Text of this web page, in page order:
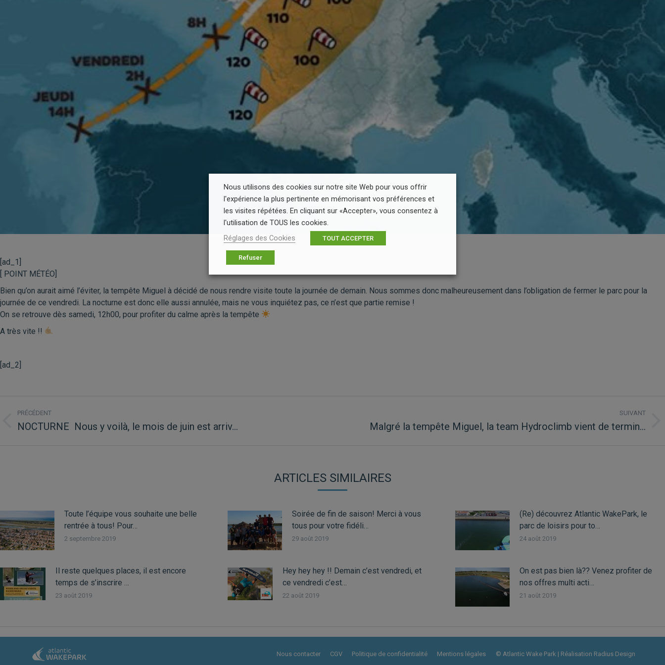
[ad_1]
[ POINT MÉTÉO]
Bien qu’on aurait aimé l’éviter, la tempête Miguel à décidé de nous rendre visite toute la journée de demain. Nous sommes donc malheureusement dans l’obligation de fermer le parc pour la
journée de ce vendredi. La nocturne est donc elle aussi annulée, mais ne vous inquiétez pas, ce n’est que partie remise !
On se retrouve dès samedi, 12h00, pour profiter du calme après la tempête
A très vite !!
[ad_2]
NAVIGATION
ARTICLE
PRÉCÉDENT
Article
‍️NOCTURNE ‍️ Nous y voilà, le mois de juin est arriv…
SUIVANT
Malgré la tempête Miguel, la team Hydroclimb vient de termin…
ARTICLES SIMILAIRES
Toute l’équipe vous souhaite une belle
rentrée à tous! Pour…
2 septembre 2019
Soirée de fin de saison! Merci à vous
tous pour votre fidéli…
29 août 2019
(Re) découvrez Atlantic WakePark, le
parc de loisirs pour to…
24 août 2019
Il reste quelques places, il est encore
temps de s’inscrire …
23 août 2019
Hey hey hey !! Demain c’est vendredi, et
ce vendredi c’est…
22 août 2019
On est pas bien là?? Venez profiter de
nos offres multi acti…
21 août 2019
Nous contacter CGV Politique de confidentialité Mentions légales © Atlantic Wake Park | Réalisation Radius Design
Nous utilisons des cookies sur notre site Web pour vous offrir
l'expérience la plus pertinente en mémorisant vos préférences et
les visites répétées. En cliquant sur «Accepter», vous consentez à
l'utilisation de TOUS les cookies.
Réglages des Cookies
TOUT ACCEPTER
Refuser